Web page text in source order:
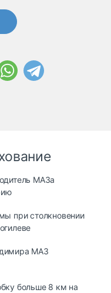
МАЗа
при столкновении
МАЗ
больше 8 км на